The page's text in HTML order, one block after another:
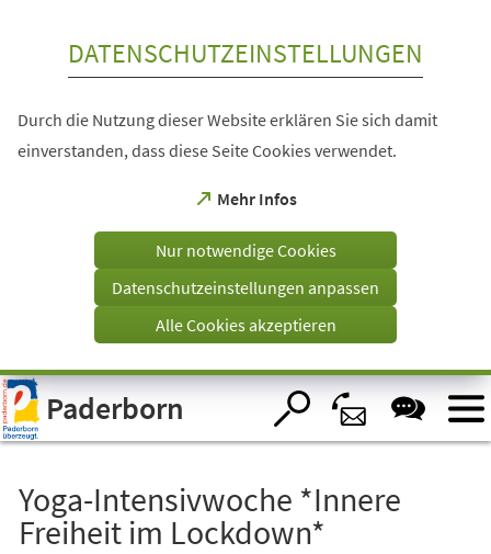
Visuelle
Assistenzsoftware
öffnen.
DATENSCHUTZEINSTELLUNGEN
Durch die Nutzung dieser Website erklären Sie sich damit
einverstanden, dass diese Seite Cookies verwendet.
Mehr Infos
(Öffnet
einem
Tab)
Nur notwendige Cookies
Datenschutzeinstellungen anpassen
Alle Cookies akzeptieren
Paderborn
Yoga-Intensivwoche *Innere
Freiheit im Lockdown*